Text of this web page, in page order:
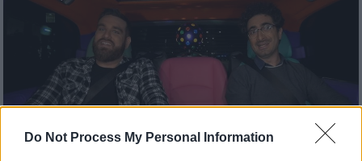
Do Not Process My Personal Information